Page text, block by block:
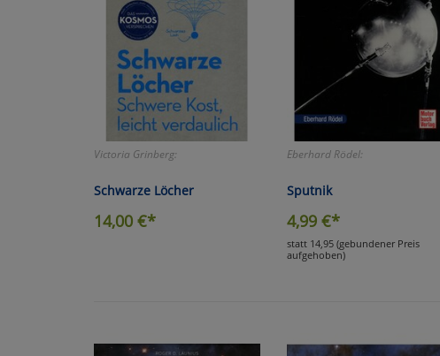
Victoria Grinberg:
Schwarze Löcher
14,00 €*
Eberhard Rödel:
Sputnik
4,99€*
statt 14,95 (gebundener Preis
aufgehoben)